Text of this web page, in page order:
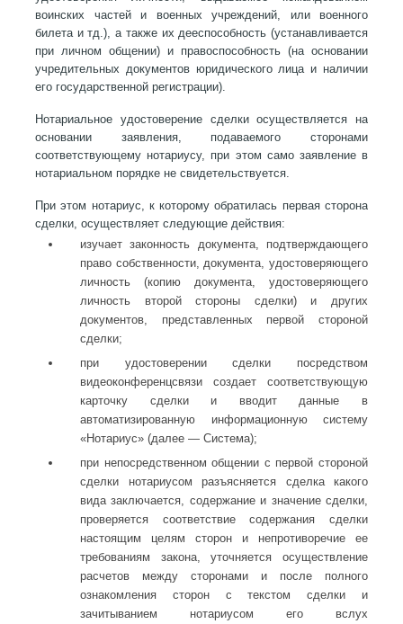
воинских частей и военных учреждений, или военного
билета и тд.), а также их дееспособность (устанавливается
при личном общении) и правоспособность (на основании
учредительных документов юридического лица и наличии
его государственной регистрации).
Нотариальное удостоверение сделки осуществляется на
основании заявления, подаваемого сторонами
соответствующему нотариусу, при этом само заявление в
нотариальном порядке не свидетельствуется.
При этом нотариус, к которому обратилась первая сторона
сделки, осуществляет следующие действия:
изучает законность документа, подтверждающего
право собственности, документа, удостоверяющего
личность (копию документа, удостоверяющего
личность второй стороны сделки) и других
документов, представленных первой стороной
сделки;
при удостоверении сделки посредством
видеоконференцсвязи создает соответствующую
карточку сделки и вводит данные в
автоматизированную информационную систему
«Нотариус» (далее — Система);
при непосредственном общении с первой стороной
сделки нотариусом разъясняется сделка какого
вида заключается, содержание и значение сделки,
проверяется соответствие содержания сделки
настоящим целям сторон и непротиворечие ее
требованиям закона, уточняется осуществление
расчетов между сторонами и после полного
ознакомления сторон с текстом сделки и
зачитыванием нотариусом его вслух